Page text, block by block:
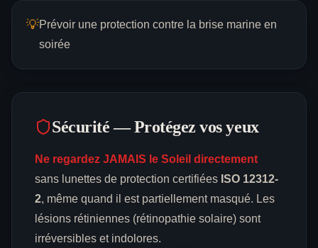
💡Prévoir une protection contre la brise marine en
soirée
Sécurité — Protégez vos yeux
Ne regardez JAMAIS le Soleil directement
sans lunettes de protection certifiées ISO 12312-
2, même quand il est partiellement masqué. Les
lésions rétiniennes (rétinopathie solaire) sont
irréversibles et indolores.